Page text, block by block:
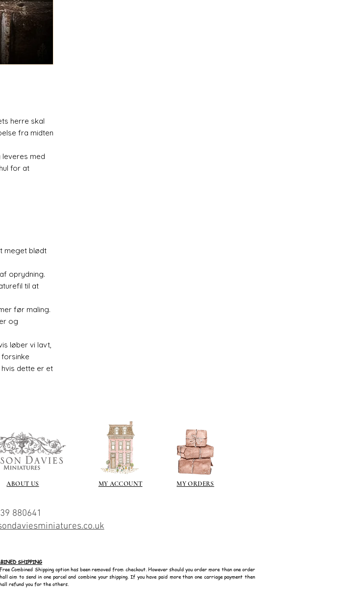
herre skal
fra midten
leveres med
for at
meget blødt
oprydning.
til at
før maling.
og
løber vi lavt,
dette er et
ABOUT US MY ACCOUNT MY ORDERS
880641
SHIPPING
Combined Shipping option has been removed from checkout. However should you order more than one order
aim to send in one parcel and combine your shipping. If you have paid more than one carriage payment then
refund you for the others.